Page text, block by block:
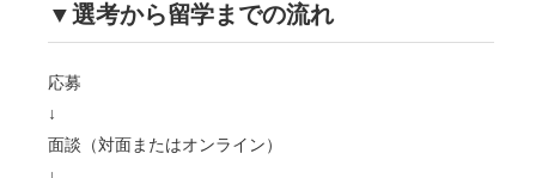
▼選考から留学までの流れ
応募
↓
面談（対面またはオンライン）